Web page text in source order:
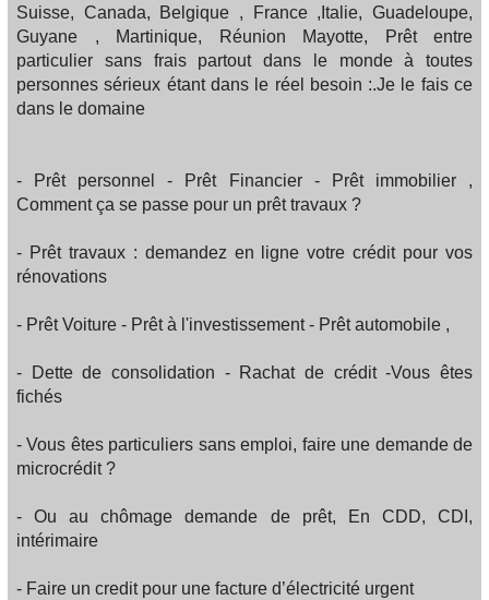
Suisse, Canada, Belgique , France ,Italie, Guadeloupe,
Guyane , Martinique, Réunion Mayotte, Prêt entre
particulier sans frais partout dans le monde à toutes
personnes sérieux étant dans le réel besoin :.Je le fais ce
dans le domaine
- Prêt personnel - Prêt Financier - Prêt immobilier ,
Comment ça se passe pour un prêt travaux ?
- Prêt travaux : demandez en ligne votre crédit pour vos
rénovations
- Prêt Voiture - Prêt à l'investissement - Prêt automobile ,
- Dette de consolidation - Rachat de crédit -Vous êtes
fichés
- Vous êtes particuliers sans emploi, faire une demande de
microcrédit ?
- Ou au chômage demande de prêt, En CDD, CDI,
intérimaire
- Faire un credit pour une facture d’électricité urgent